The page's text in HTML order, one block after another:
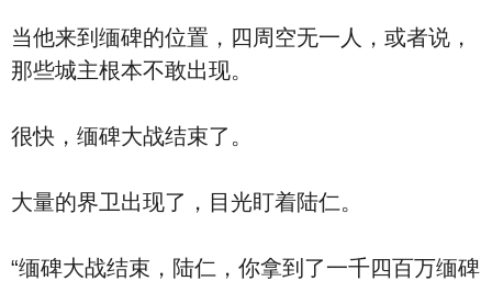
当他来到缅碑的位置，四周空无一人，或者说，
那些城主根本不敢出现。
很快，缅碑大战结束了。
大量的界卫出现了，目光盯着陆仁。
“缅碑大战结束，陆仁，你拿到了一千四百万缅碑